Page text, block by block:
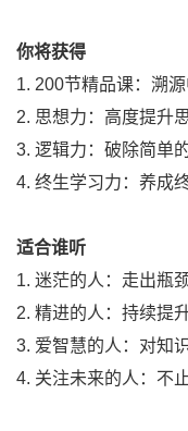
你将获得
1. 200节精品课：溯
2. 思想力：高度提升
3. 逻辑力：破除简单
4. 终生学习力：养成
适合谁听
1. 迷茫的人：走出瓶
2. 精进的人：持续提
3. 爱智慧的人：对知
4. 关注未来的人：不